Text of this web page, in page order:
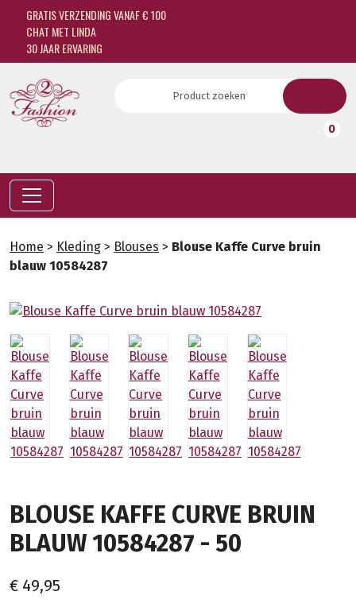
GRATIS VERZENDING VANAF € 100
CHAT MET LINDA
30 JAAR ERVARING
0
Home > Kleding > Blouses > Blouse Kaffe Curve bruin
blauw 10584287
BLOUSE KAFFE CURVE BRUIN
BLAUW 10584287 - 50
€ 49,95